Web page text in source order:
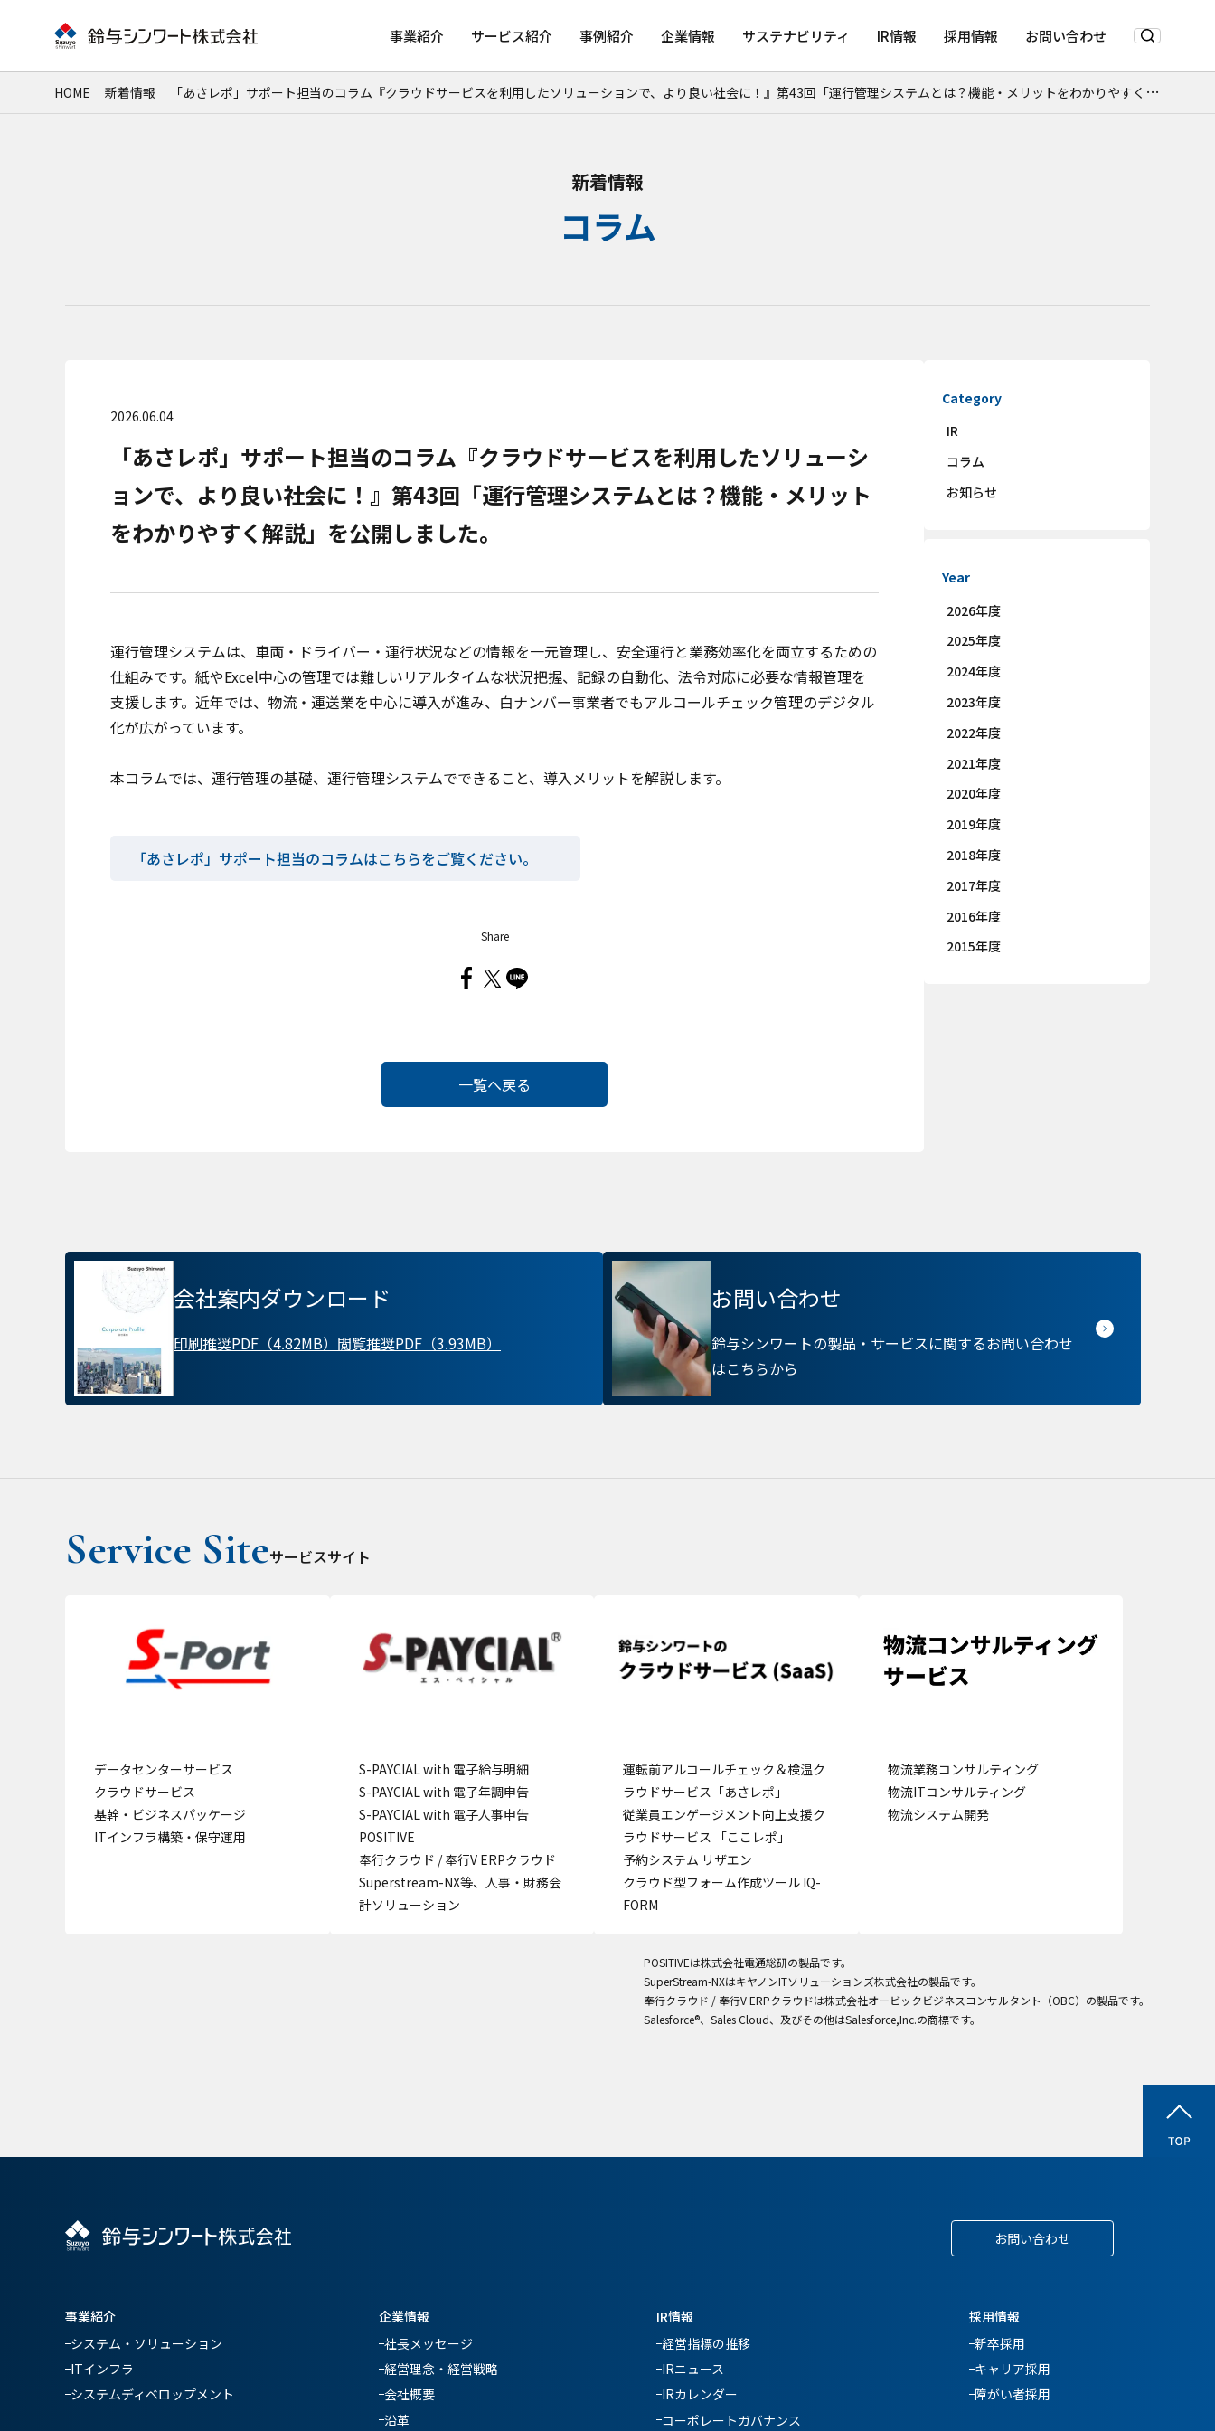
事業紹介 サービス紹介 事例紹介 企業情報 サステナビリティ IR情報 採用情報 お問い合わせ
HOME 新着情報 「あさレポ」サポート担当のコラム『クラウドサービスを利用したソリューションで、より良い社会に！』第43回「運行管理システムとは？機能・メリットをわかりやすく解説」を公開しました。
新着情報
コラム
2026.06.04
「あさレポ」サポート担当のコラム『クラウドサービスを利用したソリューシ
ョンで、より良い社会に！』第43回「運行管理システムとは？機能・メリット
をわかりやすく解説」を公開しました。
運行管理システムは、車両・ドライバー・運行状況などの情報を一元管理し、安全運行と業務効率化を両立するための
仕組みです。紙やExcel中心の管理では難しいリアルタイムな状況把握、記録の自動化、法令対応に必要な情報管理を
支援します。近年では、物流・運送業を中心に導入が進み、白ナンバー事業者でもアルコールチェック管理のデジタル
化が広がっています。
本コラムでは、運行管理の基礎、運行管理システムでできること、導入メリットを解説します。
「あさレポ」サポート担当のコラムはこちらをご覧ください。
Share
一覧へ戻る
Category
IR
コラム
お知らせ
Year
2026年度
2025年度
2024年度
2023年度
2022年度
2021年度
2020年度
2019年度
2018年度
2017年度
2016年度
2015年度
会社案内ダウンロード
印刷推奨PDF（4.82MB） 閲覧推奨PDF（3.93MB）
お問い合わせ
鈴与シンワートの製品・サービスに関するお問い合わせ
はこちらから
サービスサイト
データセンターサービス
クラウドサービス
基幹・ビジネスパッケージ
ITインフラ構築・保守運用
S-PAYCIAL with 電子給与明細
S-PAYCIAL with 電子年調申告
S-PAYCIAL with 電子人事申告
POSITIVE
奉行クラウド / 奉行V ERPクラウド
Superstream-NX等、人事・財務会
計ソリューション
運転前アルコールチェック＆検温ク
ラウドサービス「あさレポ」
従業員エンゲージメント向上支援ク
ラウドサービス 「ここレポ」
予約システム リザエン
クラウド型フォーム作成ツール IQ-
FORM
物流業務コンサルティング
物流ITコンサルティング
物流システム開発
POSITIVEは株式会社電通総研の製品です。
SuperStream-NXはキヤノンITソリューションズ株式会社の製品です。
奉行クラウド / 奉行V ERPクラウドは株式会社オービックビジネスコンサルタント（OBC）の製品です。
Salesforce®、Sales Cloud、及びその他はSalesforce,Inc.の商標です。
お問い合わせ
事業紹介
システム・ソリューション
ITインフラ
システムディベロップメント
企業情報
社長メッセージ
経営理念・経営戦略
会社概要
沿革
IR情報
経営指標の推移
IRニュース
IRカレンダー
コーポレートガバナンス
採用情報
新卒採用
キャリア採用
障がい者採用
不可欠な Cookie
パフォーマンス Cookie
ターゲティング Cookie
プライバシー情報
お客様が当サイトを訪れると、ブラウザに情報が保存される、またはブ
ラウザに保存された情報が取得されることがあります。情報の主な保存
先は Cookie であり、対象となるのはサイト訪問者に関する情報、サイト
訪問者による設定、デバイス情報などです。これらの情報はサイトを正
常に機能させる目的を中心に使われます。個人を直接特定できる情報が保
す。各カテゴリをクリックすることで、それらの Cookie に関する詳細を
この設定で保存する